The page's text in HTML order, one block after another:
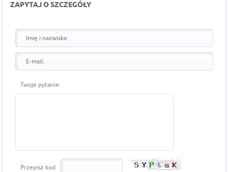
ZAPYTAJ O SZCZEGÓŁY
Twoje pytanie:
Przepisz kod